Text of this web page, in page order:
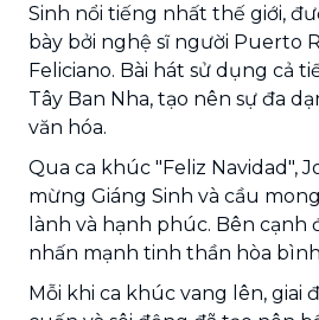
Sinh nổi tiếng nhất thế giới,
bày bởi nghệ sĩ người Puerto
Feliciano. Bài hát sử dụng cả
Tây Ban Nha, tạo nên sự đa
văn hóa.
Qua ca khúc "Feliz Navidad",
mừng Giáng Sinh và cầu
lành và hạnh phúc. Bên cạnh
nhấn mạnh tinh thần hòa
Mỗi khi ca khúc vang lên, giai